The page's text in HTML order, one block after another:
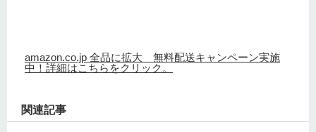
amazon.co.jp 全品に拡大 無料配送キャンペーン実施
中！詳細はこちらをクリック。
関連記事